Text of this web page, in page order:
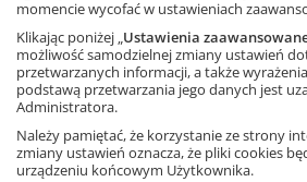
10 stron
ISBN: 9788381183376
Inni klienci kupili
momencie wycofać w ustawieniach
Klikając poniżej „Ustawienia
możliwość samodzielnej zmiany ustawień
przetwarzanych informacji, a także
podstawą przetwarzania jego danych jest
Administratora.
Należy pamiętać, że korzystanie ze strony
zmiany ustawień oznacza, że pliki cookies
urządzeniu końcowym Użytkownika.